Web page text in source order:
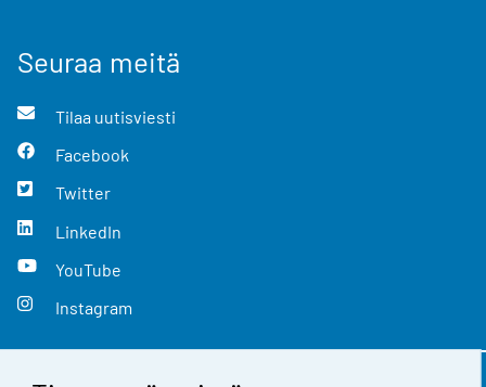
Seuraa meitä
Tilaa uutisviesti
Facebook
Twitter
LinkedIn
YouTube
Instagram